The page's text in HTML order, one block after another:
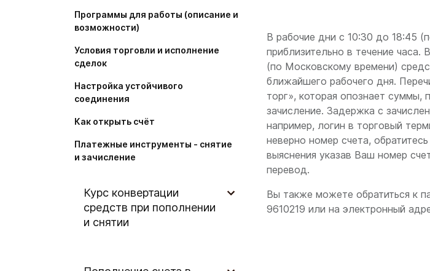
Программы для работы (описание и
возможности)
Условия торговли и исполнение
сделок
Настройка устойчивого
соединения
Как открыть счёт
Платежные инструменты - снятие
и зачисление
Курс конвертации
средств при пополнении
и снятии
В рабочие дни с 10:30 до 18:45
приблизительно в течение
(по Московскому времени)
ближайшего рабочего дня.
торг», которая опознает суммы,
зачисление. Задержка с
например, логин в торговый
неверно номер счета,
выяснения указав Ваш номер
перевод.
Вы также можете обратиться к
9610219 или на электронный